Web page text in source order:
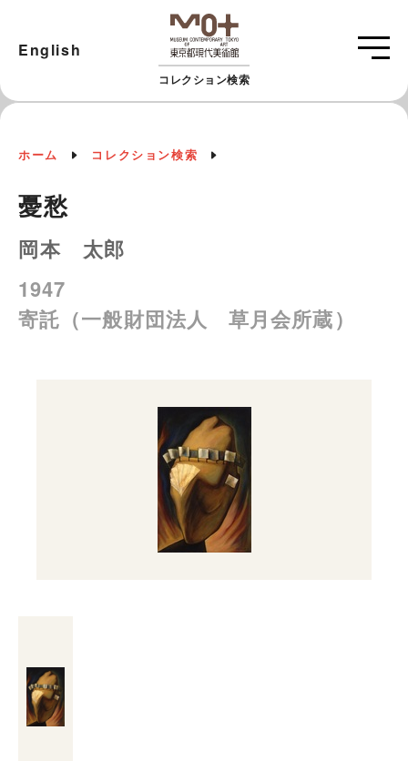
コレクション検索
English
ホーム コレクション検索
憂愁
岡本 太郎
1947
寄託（一般財団法人 草月会所蔵）